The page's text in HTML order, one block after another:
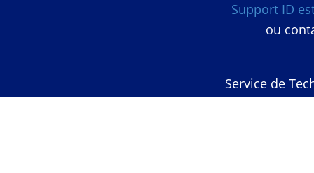
Support ID
ou
Service de